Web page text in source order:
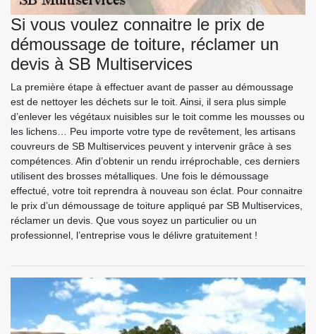
Si vous voulez connaitre le prix de
démoussage de toiture, réclamer un
devis à SB Multiservices
La première étape à effectuer avant de passer au démoussage
est de nettoyer les déchets sur le toit. Ainsi, il sera plus simple
d’enlever les végétaux nuisibles sur le toit comme les mousses ou
les lichens… Peu importe votre type de revêtement, les artisans
couvreurs de SB Multiservices peuvent y intervenir grâce à ses
compétences. Afin d’obtenir un rendu irréprochable, ces derniers
utilisent des brosses métalliques. Une fois le démoussage
effectué, votre toit reprendra à nouveau son éclat. Pour connaitre
le prix d’un démoussage de toiture appliqué par SB Multiservices,
réclamer un devis. Que vous soyez un particulier ou un
professionnel, l’entreprise vous le délivre gratuitement !